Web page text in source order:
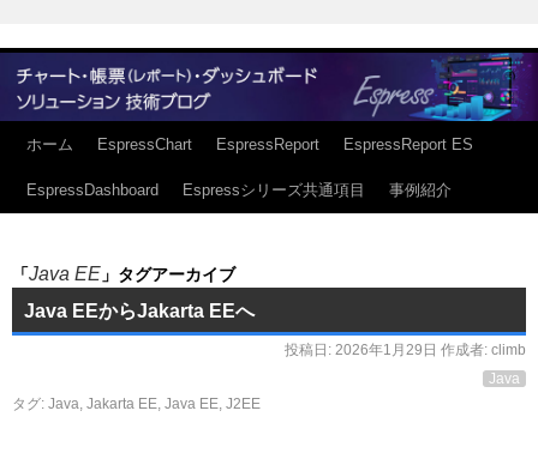
ホーム EspressChart EspressReport EspressReport ES
EspressDashboard Espressシリーズ共通項目 事例紹介
「Java EE 」タグアーカイブ
Java EEからJakarta EEへ
投稿日: 2026年1月29日 作成者: climb
Java
タグ: Java, Jakarta EE, Java EE, J2EE